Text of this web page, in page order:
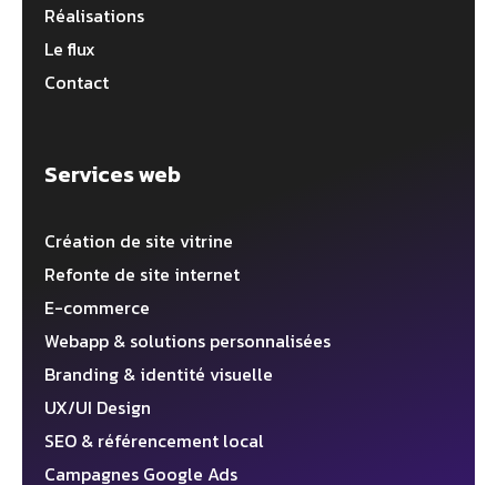
Réalisations
Le flux
Contact
Services web
Création de site vitrine
Refonte de site internet
E-commerce
Webapp & solutions personnalisées
Branding & identité visuelle
UX/UI Design
SEO & référencement local
Campagnes Google Ads